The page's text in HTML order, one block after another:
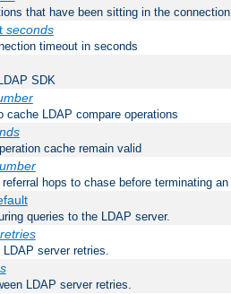
that have been sitting in the
seconds
timeout in seconds
SDK
cache LDAP compare operations
cache remain valid
hops to chase before terminating
queries to the LDAP server.
server retries.
LDAP server retries.